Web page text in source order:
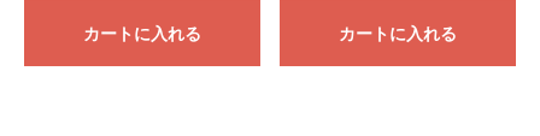
カートに入れる カートに入れる